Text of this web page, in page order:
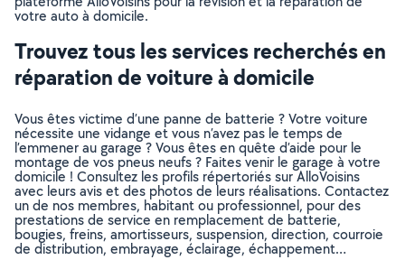
votre auto à domicile.
Trouvez tous les services recherchés en
réparation de voiture à domicile
Vous êtes victime d’une panne de batterie ? Votre voiture
nécessite une vidange et vous n’avez pas le temps de
l’emmener au garage ? Vous êtes en quête d’aide pour le
montage de vos pneus neufs ? Faites venir le garage à votre
domicile ! Consultez les profils répertoriés sur AlloVoisins
avec leurs avis et des photos de leurs réalisations. Contactez
un de nos membres, habitant ou professionnel, pour des
prestations de service en remplacement de batterie,
bougies, freins, amortisseurs, suspension, direction, courroie
de distribution, embrayage, éclairage, échappement…